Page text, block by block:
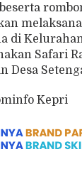
di
Safari
Desa
Kepri